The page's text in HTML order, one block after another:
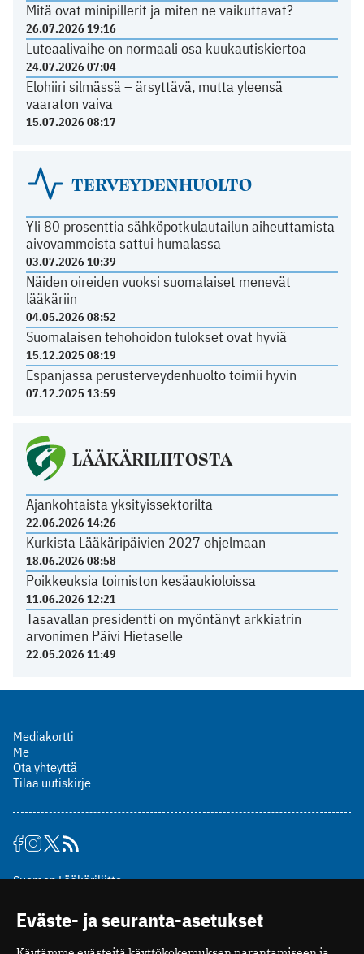
Mitä ovat minipillerit ja miten ne vaikuttavat?
26.07.2026 19:16
Luteaalivaihe on normaali osa kuukautiskiertoa
24.07.2026 07:04
Elohiiri silmässä – ärsyttävä, mutta yleensä
vaaraton vaiva
15.07.2026 08:17
TERVEYDENHUOLTO
Yli 80 prosenttia sähköpotkulautailun aiheuttamista
aivovammoista sattui humalassa
03.07.2026 10:39
Näiden oireiden vuoksi suomalaiset menevät
lääkäriin
04.05.2026 08:52
Suomalaisen tehohoidon tulokset ovat hyviä
15.12.2025 08:19
Espanjassa perusterveydenhuolto toimii hyvin
07.12.2025 13:59
LÄÄKÄRILIITOSTA
Ajankohtaista yksityissektorilta
22.06.2026 14:26
Kurkista Lääkäripäivien 2027 ohjelmaan
18.06.2026 08:58
Poikkeuksia toimiston kesäaukioloissa
11.06.2026 12:21
Tasavallan presidentti on myöntänyt arkkiatrin
arvonimen Päivi Hietaselle
22.05.2026 11:49
Mediakortti
Me
Ota yhteyttä
Tilaa uutiskirje
Suomen Lääkäriliitto
00510 Helsinki
puh. (09) 393 091
Eväste- ja seuranta-asetukset